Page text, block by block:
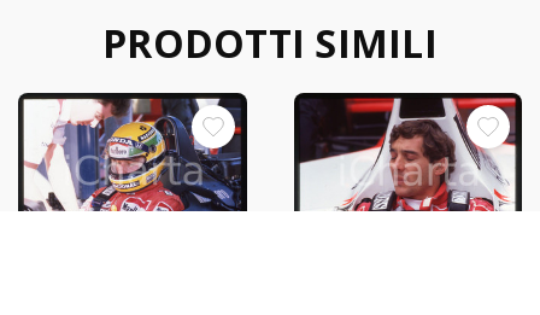
PRODOTTI SIMILI